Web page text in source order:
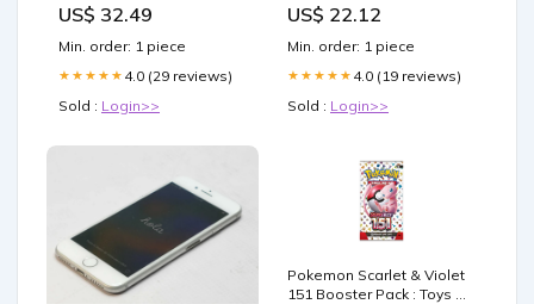
US$ 32.49
Min. order: 1 piece
★★★★★ 4.0 (29 reviews)
Sold : Login>>
US$ 22.12
Min. order: 1 piece
★★★★★ 4.0 (19 reviews)
Sold : Login>>
Pokemon Scarlet & Violet
151 Booster Pack : Toys &